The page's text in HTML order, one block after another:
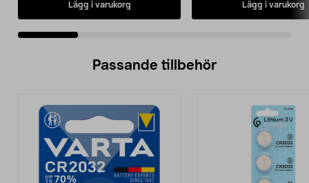
Lägg i varukorg Lägg i varukorg
Passande tillbehör